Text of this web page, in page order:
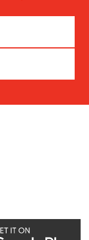
Зазим’є
Ріг